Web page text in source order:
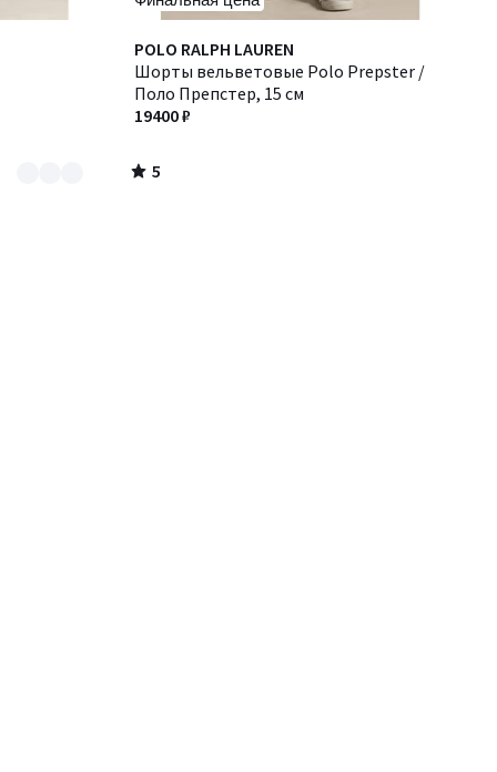
POLO RALPH LAUREN
Шорты вельветовые Polo Prepster /
Поло Препстер, 15 см
19400 ₽
5
/
5
5
/